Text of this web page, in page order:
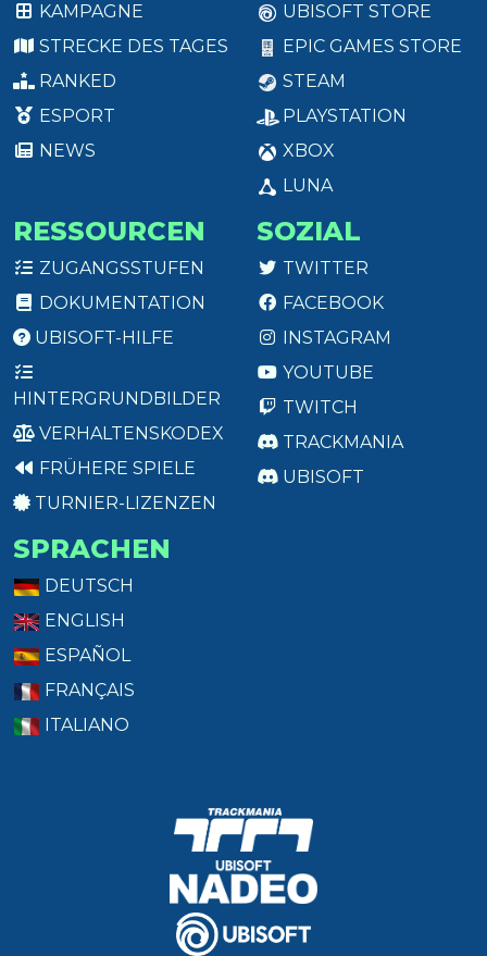
KAMPAGNE
STRECKE DES TAGES
RANKED
ESPORT
NEWS
UBISOFT STORE
EPIC GAMES STORE
STEAM
PLAYSTATION
XBOX
LUNA
RESSOURCEN
ZUGANGSSTUFEN
DOKUMENTATION
UBISOFT-HILFE
HINTERGRUNDBILDER
VERHALTENSKODEX
FRÜHERE SPIELE
TURNIER-LIZENZEN
SOZIAL
TWITTER
FACEBOOK
INSTAGRAM
YOUTUBE
TWITCH
TRACKMANIA
UBISOFT
SPRACHEN
DEUTSCH
ENGLISH
ESPAÑOL
FRANÇAIS
ITALIANO